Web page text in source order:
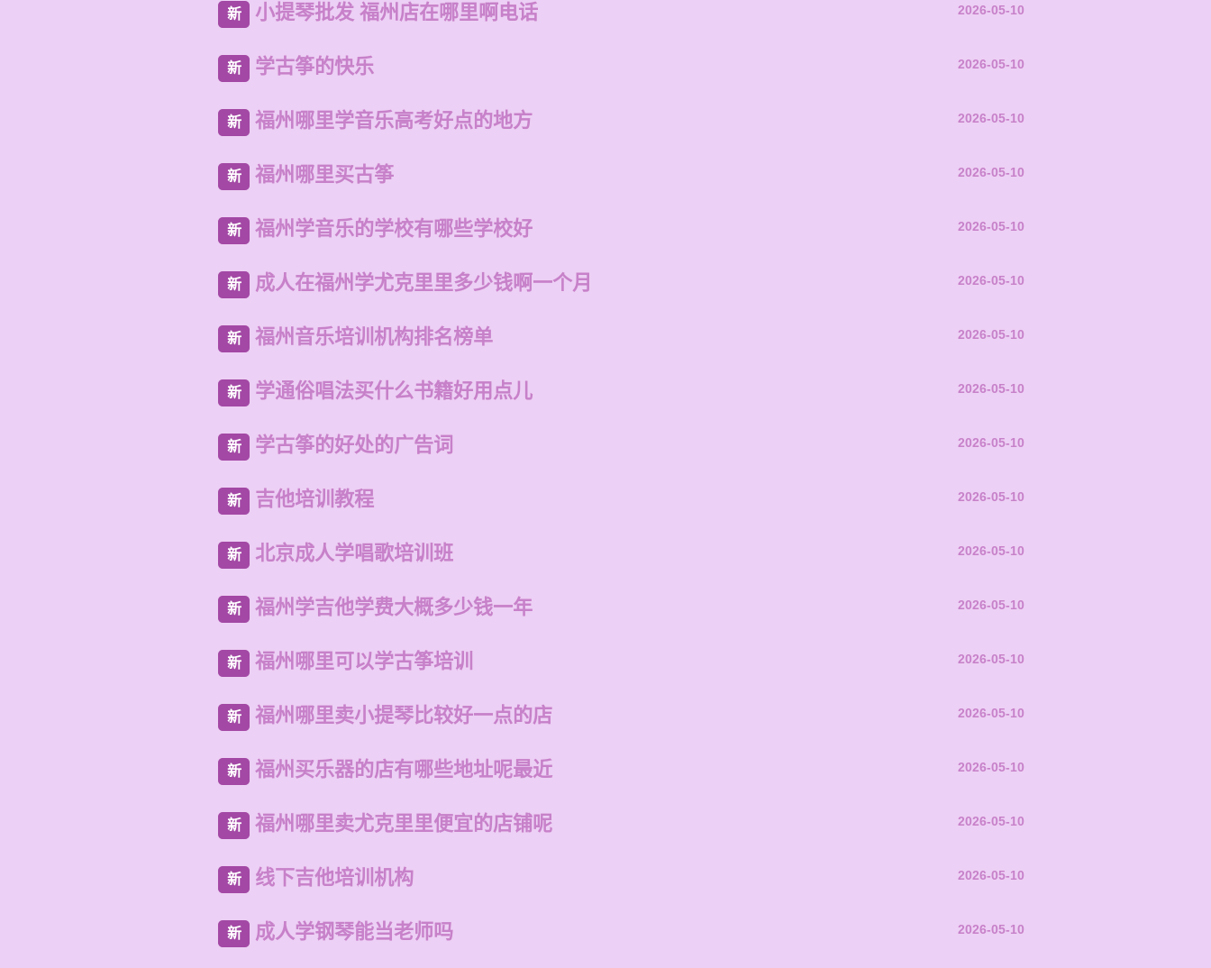
新 小提琴批发 福州店在哪里啊电话 2026-05-10
新 学古筝的快乐 2026-05-10
新 福州哪里学音乐高考好点的地方 2026-05-10
新 福州哪里买古筝 2026-05-10
新 福州学音乐的学校有哪些学校好 2026-05-10
新 成人在福州学尤克里里多少钱啊一个月 2026-05-10
新 福州音乐培训机构排名榜单 2026-05-10
新 学通俗唱法买什么书籍好用点儿 2026-05-10
新 学古筝的好处的广告词 2026-05-10
新 吉他培训教程 2026-05-10
新 北京成人学唱歌培训班 2026-05-10
新 福州学吉他学费大概多少钱一年 2026-05-10
新 福州哪里可以学古筝培训 2026-05-10
新 福州哪里卖小提琴比较好一点的店 2026-05-10
新 福州买乐器的店有哪些地址呢最近 2026-05-10
新 福州哪里卖尤克里里便宜的店铺呢 2026-05-10
新 线下吉他培训机构 2026-05-10
新 成人学钢琴能当老师吗 2026-05-10